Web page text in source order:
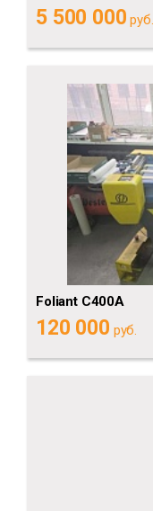
5 500 000 руб.
Foliant C400A
120 000 руб.